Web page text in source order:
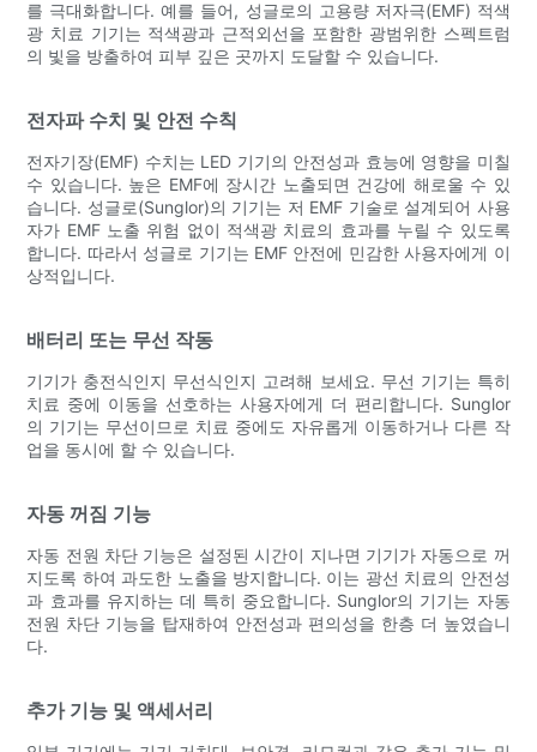
를 극대화합니다. 예를 들어, 성글로의 고용량 저자극(EMF) 적색
광 치료 기기는 적색광과 근적외선을 포함한 광범위한 스펙트럼
의 빛을 방출하여 피부 깊은 곳까지 도달할 수 있습니다.
전자파 수치 및 안전 수칙
전자기장(EMF) 수치는 LED 기기의 안전성과 효능에 영향을 미칠
수 있습니다. 높은 EMF에 장시간 노출되면 건강에 해로울 수 있
습니다. 성글로(Sunglor)의 기기는 저 EMF 기술로 설계되어 사용
자가 EMF 노출 위험 없이 적색광 치료의 효과를 누릴 수 있도록
합니다. 따라서 성글로 기기는 EMF 안전에 민감한 사용자에게 이
상적입니다.
배터리 또는 무선 작동
기기가 충전식인지 무선식인지 고려해 보세요. 무선 기기는 특히
치료 중에 이동을 선호하는 사용자에게 더 편리합니다. Sunglor
의 기기는 무선이므로 치료 중에도 자유롭게 이동하거나 다른 작
업을 동시에 할 수 있습니다.
자동 꺼짐 기능
자동 전원 차단 기능은 설정된 시간이 지나면 기기가 자동으로 꺼
지도록 하여 과도한 노출을 방지합니다. 이는 광선 치료의 안전성
과 효과를 유지하는 데 특히 중요합니다. Sunglor의 기기는 자동
전원 차단 기능을 탑재하여 안전성과 편의성을 한층 더 높였습니
다.
추가 기능 및 액세서리